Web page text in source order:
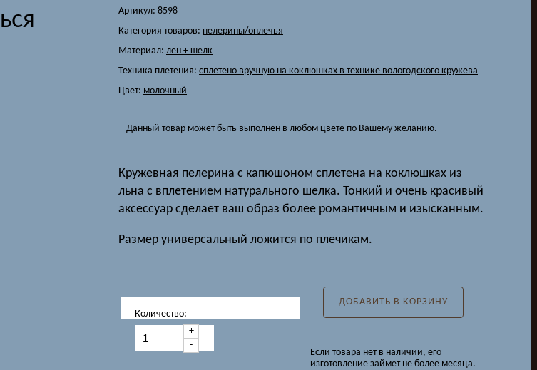
Артикул: 8598
Категория товаров: пелерины/оплечья
Материал: лен + шелк
Техника плетения: сплетено вручную на коклюшках в технике вологодского кружева
Цвет: молочный
Данный товар может быть выполнен в любом цвете по Вашему желанию.
Кружевная пелерина с капюшоном сплетена на коклюшках из
льна с вплетением натурального шелка. Тонкий и очень красивый
аксессуар сделает ваш образ более романтичным и изысканным.
Размер универсальный ложится по плечикам.
Количество:
+
-
ДОБАВИТЬ В КОРЗИНУ
Если товара нет в наличии, его
изготовление займет не более месяца.